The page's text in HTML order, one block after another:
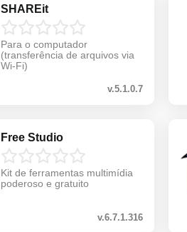
SHAREit
Para o computador
(transferência de arquivos via
Wi-Fi)
v.5.1.0.7
Free Studio
Kit de ferramentas multimídia
poderoso e gratuito
v.6.7.1.316